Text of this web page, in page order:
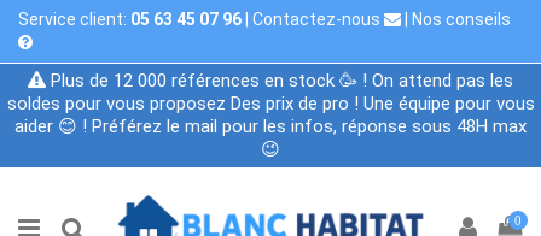
Service client: 05 63 45 07 96 Contactez-nous Nos conseils
Plus de 12 000 références en stock 🥳 ! On attend pas les
soldes pour vous proposez Des prix de pro ! Une équipe pour vous
aider 😊 ! Préférez le mail pour les infos, réponse sous 48H max
😉
0